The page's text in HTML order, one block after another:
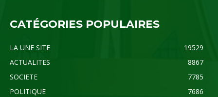
CATÉGORIES POPULAIRES
LA UNE SITE
19529
ACTUALITES
8867
SOCIETE
7785
POLITIQUE
7686